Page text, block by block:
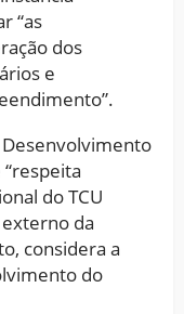
“as
dos
e
do TCU
da
considera a
do